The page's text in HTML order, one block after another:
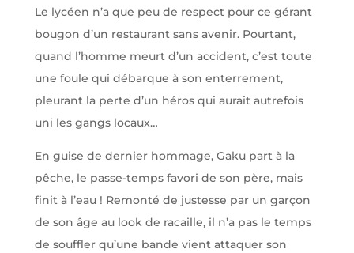
Le lycéen n’a que peu de respect pour ce gérant
bougon d’un restaurant sans avenir. Pourtant,
quand l’homme meurt d’un accident, c’est toute
une foule qui débarque à son enterrement,
pleurant la perte d’un héros qui aurait autrefois
uni les gangs locaux…
En guise de dernier hommage, Gaku part à la
pêche, le passe-temps favori de son père, mais
finit à l’eau ! Remonté de justesse par un garçon
de son âge au look de racaille, il n’a pas le temps
de souffler qu’une bande vient attaquer son